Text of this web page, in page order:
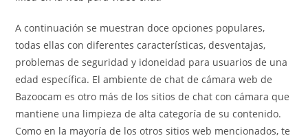
A continuación se muestran doce opciones populares,
todas ellas con diferentes características, desventajas,
problemas de seguridad y idoneidad para usuarios de una
edad específica. El ambiente de chat de cámara web de
Bazoocam es otro más de los sitios de chat con cámara que
mantiene una limpieza de alta categoría de su contenido.
Como en la mayoría de los otros sitios web mencionados, te